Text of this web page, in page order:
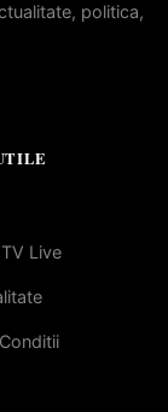
politica,
Live